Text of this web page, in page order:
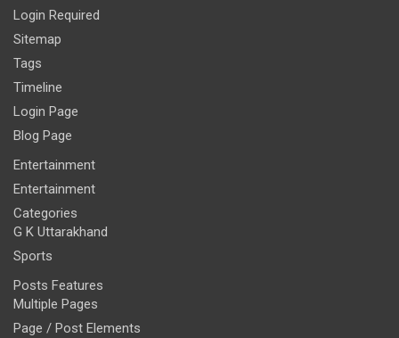
Login Required
Sitemap
Tags
Timeline
Login Page
Blog Page
Entertainment
Entertainment
Categories
G K Uttarakhand
Sports
Posts Features
Multiple Pages
Page / Post Elements